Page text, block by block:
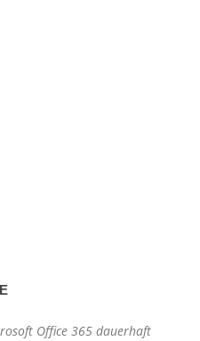
Office 365 dauerhaft